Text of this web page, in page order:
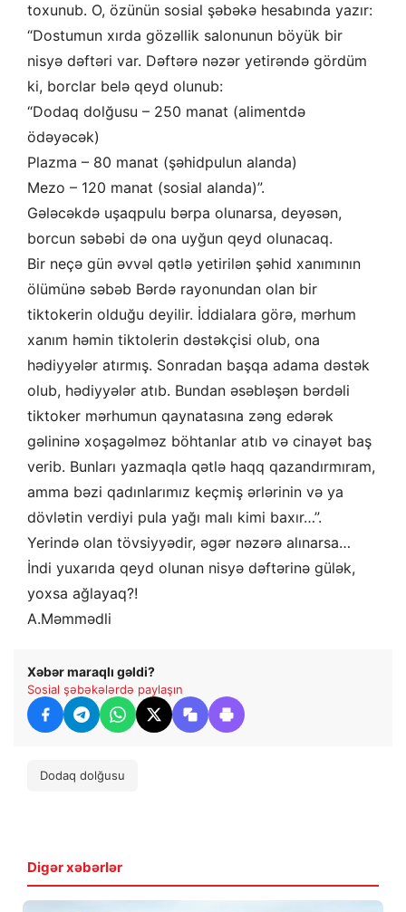
toxunub. O, özünün sosial şəbəkə hesabında yazır:
“Dostumun xırda gözəllik salonunun böyük bir
nisyə dəftəri var. Dəftərə nəzər yetirəndə gördüm
ki, borclar belə qeyd olunub:
“Dodaq dolğusu – 250 manat (alimentdə
ödəyəcək)
Plazma – 80 manat (şəhidpulun alanda)
Mezo – 120 manat (sosial alanda)”.
Gələcəkdə uşaqpulu bərpa olunarsa, deyəsən,
borcun səbəbi də ona uyğun qeyd olunacaq.
Bir neçə gün əvvəl qətlə yetirilən şəhid xanımının
ölümünə səbəb Bərdə rayonundan olan bir
tiktokerin olduğu deyilir. İddialara görə, mərhum
xanım həmin tiktolerin dəstəkçisi olub, ona
hədiyyələr atırmış. Sonradan başqa adama dəstək
olub, hədiyyələr atıb. Bundan əsəbləşən bərdəli
tiktoker mərhumun qaynatasına zəng edərək
gəlininə xoşagəlməz böhtanlar atıb və cinayət baş
verib. Bunları yazmaqla qətlə haqq qazandırmıram,
amma bəzi qadınlarımız keçmiş ərlərinin və ya
dövlətin verdiyi pula yağı malı kimi baxır…”.
Yerində olan tövsiyyədir, əgər nəzərə alınarsa…
İndi yuxarıda qeyd olunan nisyə dəftərinə gülək,
yoxsa ağlayaq?!
A.Məmmədli
Xəbər maraqlı gəldi?
Sosial şəbəkələrdə paylaşın
Dodaq dolğusu
Digər xəbərlər